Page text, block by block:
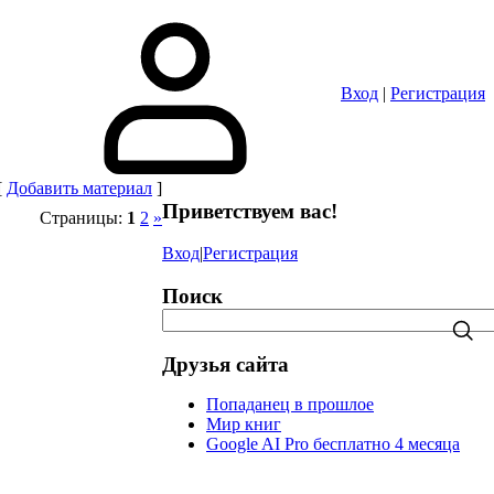
Вход | Регистрация
Добавить материал ]
Страницы: 1 2 »Приветствуем вас!
Вход|Регистрация
Поиск
Друзья сайта
Попаданец в прошлое
Мир книг
Google AI Pro бесплатно 4 месяца